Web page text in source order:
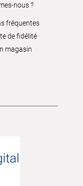
nous ?
fréquentes
de fidélité
magasin